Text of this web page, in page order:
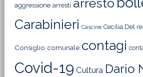
aggressione arresti
Carabinieri Cascine Cecilia Del re
Consiglio comunale contagi
Covid-19 Cultura Dario